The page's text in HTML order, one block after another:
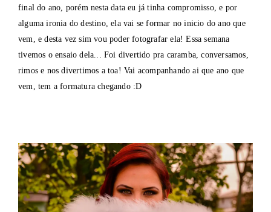
final do ano, porém nesta data eu já tinha compromisso, e por
alguma ironia do destino, ela vai se formar no inicio do ano que
vem, e desta vez sim vou poder fotografar ela! Essa semana
tivemos o ensaio dela... Foi divertido pra caramba, conversamos,
rimos e nos divertimos a toa! Vai acompanhando ai que ano que
vem, tem a formatura chegando :D